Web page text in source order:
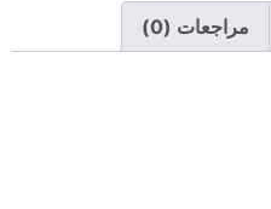
مراجعات (0)